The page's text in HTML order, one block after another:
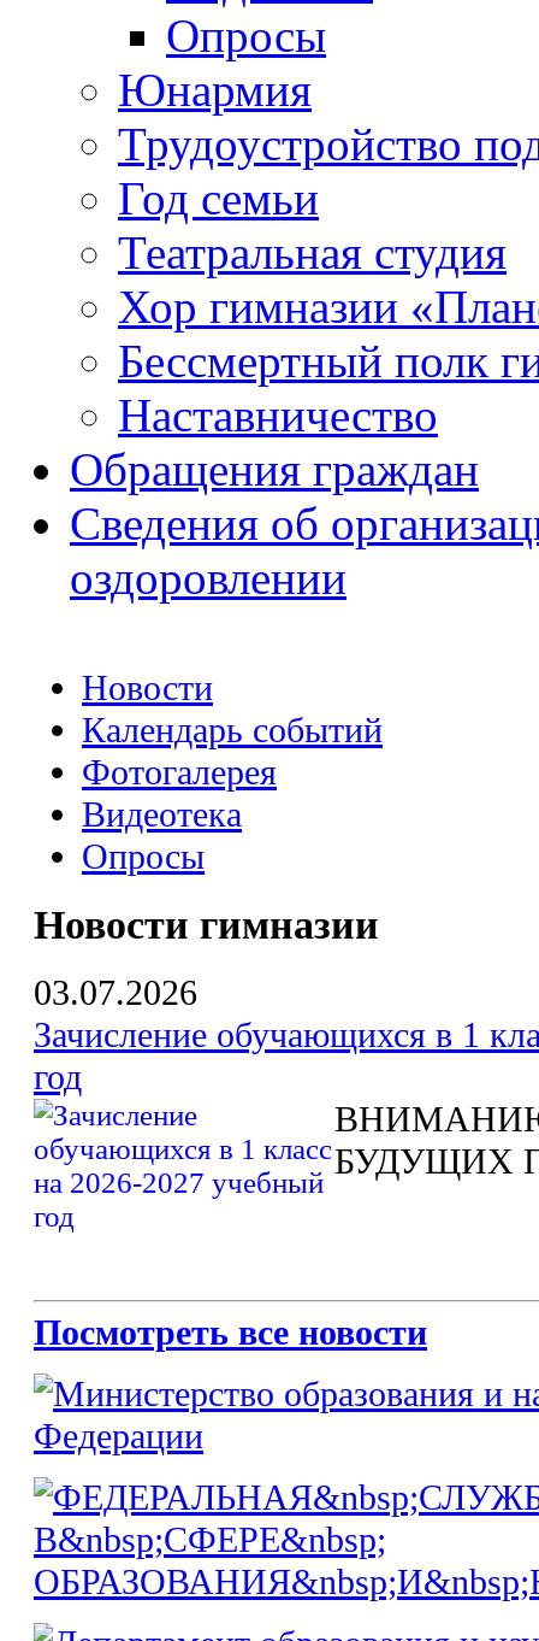
Опросы
Юнармия
Трудоустройство
Год семьи
Театральная студия
Хор гимназии
Бессмертный полк
Наставничество
Обращения граждан
Сведения об
оздоровлении
Новости
Календарь событий
Фотогалерея
Видеотека
Опросы
Новости гимназии
03.07.2026
Зачисление обучающихся в 1
год
БУДУЩИХ
Посмотреть все новости